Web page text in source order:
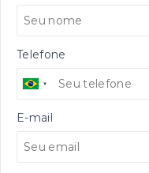
Telefone
E-mail